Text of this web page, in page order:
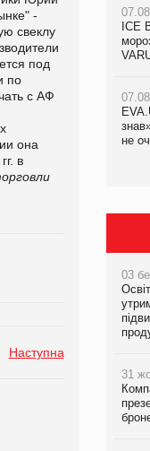
-
свеклу
под
по
с АФ
она
в
Наступна
ICE
не
03
31